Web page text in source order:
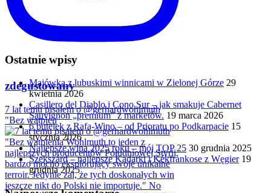
zdegustowany
7 lat temu pisałem o @gerhardwohlmuth
"Bez wątpien
Ostatnie wpisy
Majówka z lubuskimi winnicami w Zielonej Górze 29
kwietnia 2026
Casillero del Diablo i Cono Sur – jak smakuje Cabernet
Sauvignon „premium” z marketów. 19 marca 2026
6 butelek z Rafa-Wino – od Prioratu po Podkarpacie 15
stycznia 2026
Najlepsze wina 2025 roku – mój TOP 25 30 grudnia 2025
Szekszárd – najlepsze Kadarki i Kékfrankose z Węgier 19
grudnia 2025